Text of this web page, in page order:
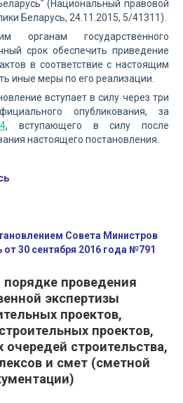
(Национальный правовой
Беларусь, 24.11.2015, 5/41311).
органам государственного
срок обеспечить приведение
в соответствие с настоящим
иные меры по его реализации.
вступает в силу через три
опубликования, за
, вступающего в силу после
настоящего постановления.
Совета Министров
от 30 сентября 2016 года №791
проведения
экспертизы
проектов,
проектов,
строительства,
и смет (сметной